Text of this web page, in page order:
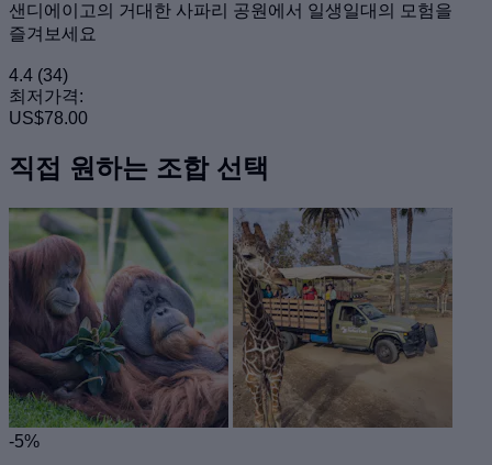
샌디에이고의 거대한 사파리 공원에서 일생일대의 모험을
즐겨보세요
4.4 (34)
최저가격:
US$78.00
직접 원하는 조합 선택
-5%